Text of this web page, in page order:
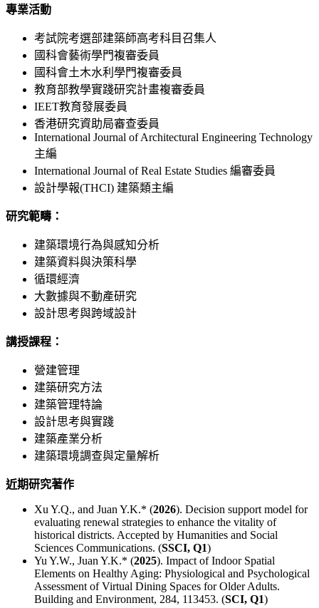
專業活動
考試院考選部建築師高考科目召集人
國科會藝術學門複審委員
國科會土木水利學門複審委員
教育部教學實踐研究計畫複審委員
IEET教育發展委員
香港研究資助局審查委員
International Journal of Architectural Engineering Technology
主編
International Journal of Real Estate Studies 編審委員
設計學報(THCI) 建築類主編
研究範疇：
建築環境行為與感知分析
建築資料與決策科學
循環經濟
大數據與不動產研究
設計思考與跨域設計
講授課程：
營建管理
建築研究方法
建築管理特論
設計思考與實踐
建築產業分析
建築環境調查與定量解析
近期研究著作
Xu Y.Q., and Juan Y.K.* (2026). Decision support model for
evaluating renewal strategies to enhance the vitality of
historical districts. Accepted by Humanities and Social
Sciences Communications. (SSCI, Q1)
Yu Y.W., Juan Y.K.* (2025). Impact of Indoor Spatial
Elements on Healthy Aging: Physiological and Psychological
Assessment of Virtual Dining Spaces for Older Adults.
Building and Environment, 284, 113453. (SCI, Q1)